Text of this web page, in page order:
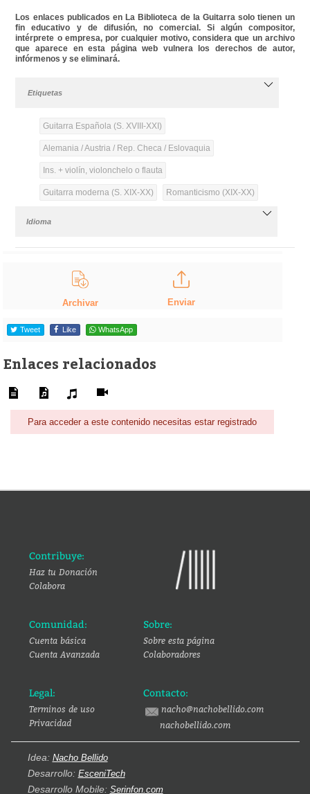
Los enlaces publicados en La Biblioteca de la Guitarra solo tienen un
fin educativo y de difusión, no comercial. Si algún compositor,
intérprete o empresa, por cualquier motivo, considera que un archivo
que aparece en esta página web vulnera los derechos de autor,
infórmenos y se eliminará.
Etiquetas
Guitarra Española (S. XVIII-XXI)
Alemania / Austria / Rep. Checa / Eslovaquia
Ins. + violín, violonchelo o flauta
Guitarra moderna (S. XIX-XX) Romanticismo (XIX-XX)
Idioma
Archivar Enviar
Tweet Like WhatsApp
Enlaces relacionados
Para acceder a este contenido necesitas estar registrado
Contribuye:
Haz tu Donación
Colabora
Comunidad:
Cuenta básica
Cuenta Avanzada
Sobre:
Sobre esta página
Colaboradores
Legal:
Terminos de uso
Privacidad
Contacto:
nacho@nachobellido.com
nachobellido.com
Idea: Nacho Bellido
Desarrollo: EsceniTech
Desarrollo Mobile: Serinfon.com